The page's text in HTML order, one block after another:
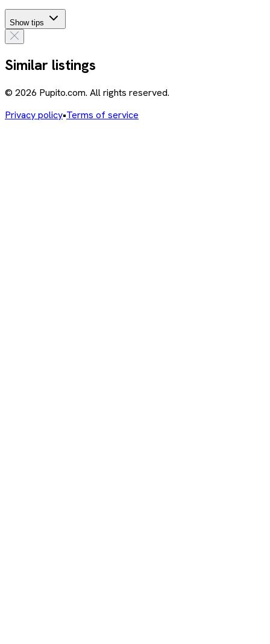
Show tips
Similar listings
© 2026 Pupito.com. All rights reserved.
Privacy policy•Terms of service